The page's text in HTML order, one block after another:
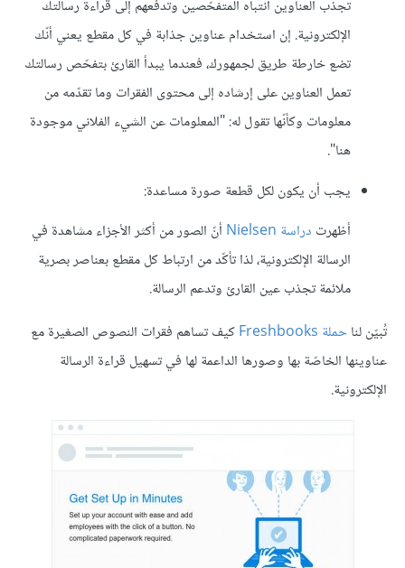
تجذب العناوين انتباه المتفحّصين وتدفعهم إلى قراءة رسالتك
الإلكترونية. إن استخدام عناوين جذابة في كل مقطع يعني أنّك
تضع خارطة طريق لجمهورك، فعندما يبدأ القارئ بتفحّص رسالتك
تعمل العناوين على إرشاده إلى محتوى الفقرات وما تقدّمه من
معلومات وكأنّها تقول له: "المعلومات عن الشيء الفلاني موجودة
هنا".
يجب أن يكون لكل قطعة صورة مساعدة:
أظهرت دراسة Nielsen أنّ الصور من أكثر الأجزاء مشاهدة في
الرسالة الإلكترونية، لذا تأكّد من ارتباط كل مقطع بعناصر بصرية
ملائمة تجذب عين القارئ وتدعم الرسالة.
تُبيّن لناحملة Freshbooksكيف تساهم فقرات النصوص الصغيرة مع
عناوينها الخاصّة بها وصورها الداعمة لها في تسهيل قراءة الرسالة
الإلكترونية.